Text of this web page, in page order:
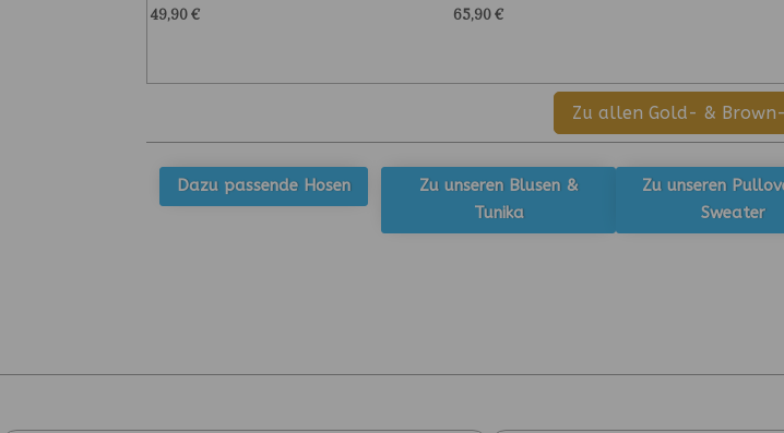
49,90€ 65,90€
Zu allen Gold- &
Dazu passende Hosen
Zu unseren Blusen &
Tunika
Zu unseren
Sweater